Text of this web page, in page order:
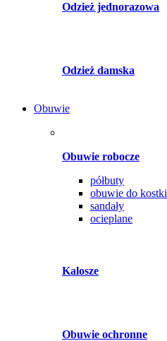
Odzież jednorazowa
Odzież damska
Obuwie
Obuwie robocze
półbuty
obuwie do kostki
sandały
ocieplane
Kalosze
Obuwie ochronne